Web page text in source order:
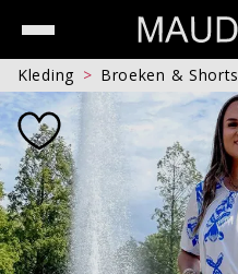
Kleding Broeken & Shorts